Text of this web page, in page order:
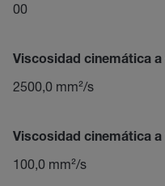
00
Viscosidad cinemática a
2500,0 mm²/s
Viscosidad cinemática a
100,0 mm²/s